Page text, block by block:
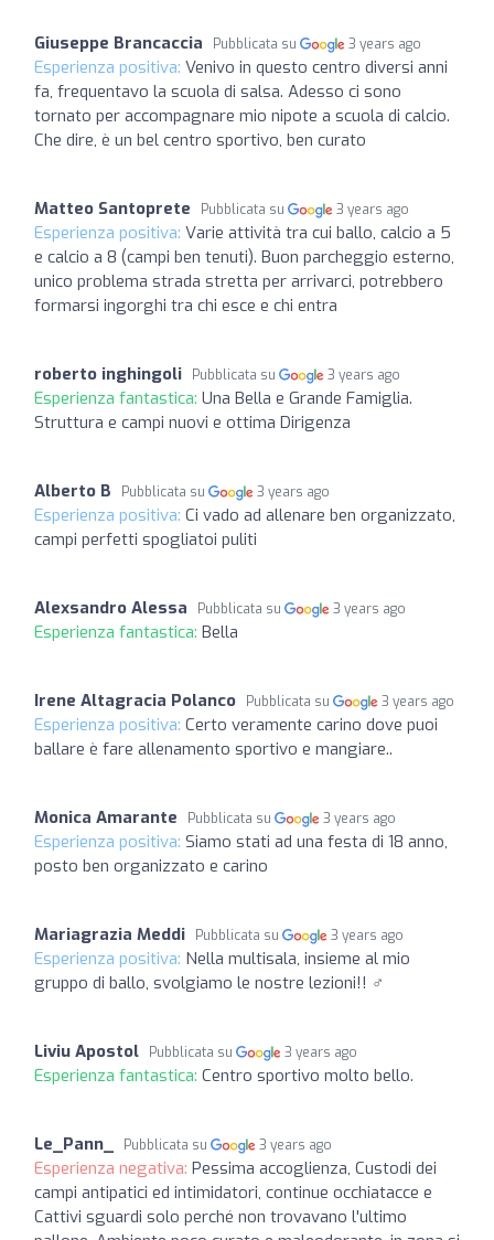
Giuseppe Brancaccia Pubblicata su 3 years ago
Esperienza positiva: Venivo in questo centro diversi anni
fa, frequentavo la scuola di salsa. Adesso ci sono
tornato per accompagnare mio nipote a scuola di calcio.
Che dire, è un bel centro sportivo, ben curato
Matteo Santoprete Pubblicata su 3 years ago
Esperienza positiva: Varie attività tra cui ballo, calcio a 5
e calcio a 8 (campi ben tenuti). Buon parcheggio esterno,
unico problema strada stretta per arrivarci, potrebbero
formarsi ingorghi tra chi esce e chi entra
roberto inghingoli Pubblicata su 3 years ago
Esperienza fantastica: Una Bella e Grande Famiglia.
Struttura e campi nuovi e ottima Dirigenza
Alberto B Pubblicata su 3 years ago
Esperienza positiva: Ci vado ad allenare ben organizzato,
campi perfetti spogliatoi puliti
Alexsandro Alessa Pubblicata su 3 years ago
Esperienza fantastica: Bella
Irene Altagracia Polanco Pubblicata su 3 years ago
Esperienza positiva: Certo veramente carino dove puoi
ballare è fare allenamento sportivo e mangiare..
Monica Amarante Pubblicata su 3 years ago
Esperienza positiva: Siamo stati ad una festa di 18 anno,
posto ben organizzato e carino
Mariagrazia Meddi Pubblicata su 3 years ago
Esperienza positiva: Nella multisala, insieme al mio
gruppo di ballo, svolgiamo le nostre lezioni!! ‍♂️
Liviu Apostol Pubblicata su 3 years ago
Esperienza fantastica: Centro sportivo molto bello.
Le_Pann_ Pubblicata su 3 years ago
Esperienza negativa: Pessima accoglienza, Custodi dei
campi antipatici ed intimidatori, continue occhiatacce e
Cattivi sguardi solo perché non trovavano l'ultimo